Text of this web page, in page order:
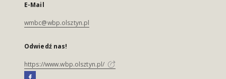
E-Mail
wmbc@wbp.olsztyn.pl
Odwiedź nas!
https://www.wbp.olsztyn.pl/